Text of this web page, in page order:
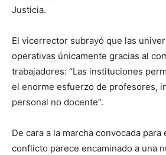
Justicia.
El vicerrector subrayó que las
operativas únicamente gracias al
trabajadores: “Las instituciones
el enorme esfuerzo de profesores,
personal no docente”.
De cara a la marcha convocada para
conflicto parece encaminado a una